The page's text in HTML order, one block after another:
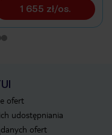
1 655 zł/os.
ofert
udostępniania
ofert